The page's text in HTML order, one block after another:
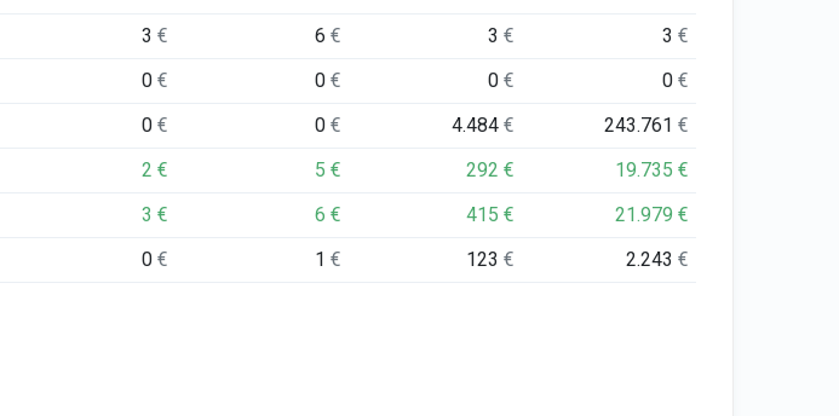
3€ 6€ 3€ 3€
0€ 0€ 0€ 0€
0€ 0€ 4.484€ 243.761€
2€ 5€ 292€ 19.735€
3€ 6€ 415€ 21.979€
0€ 1€ 123€ 2.243€